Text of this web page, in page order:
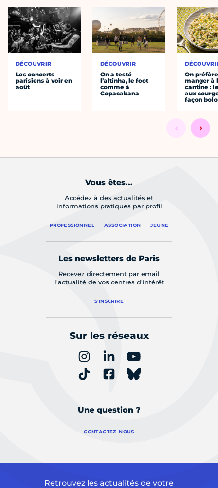
DÉCOUVRIR
Les concerts
parisiens à voir en
août
DÉCOUVRIR
On a testé
l’altinha, le foot
comme à
Copacabana
On préfère
manger à
cantine :
aux
façon
Vous êtes...
Accédez à des actualités et
informations pratiques par profil
PROFESSIONNEL ASSOCIATION JEUNE
Les newsletters de Paris
Recevez directement par email
l'actualité de vos centres d'intérêt
S'INSCRIRE
Sur les réseaux
Une question ?
CONTACTEZ-NOUS
Retrouvez les actualités de votre